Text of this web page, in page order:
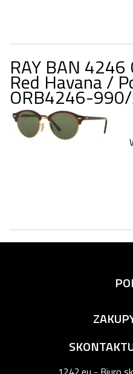
RAY BAN 4246
Red Havana /
ORB4246-